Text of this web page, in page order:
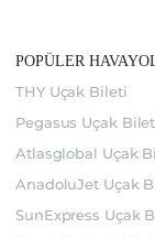
POPÜLER
THY Uçak Bileti
Pegasus Uçak
Atlasglobal Uçak
AnadoluJet Uçak
SunExpress Uçak